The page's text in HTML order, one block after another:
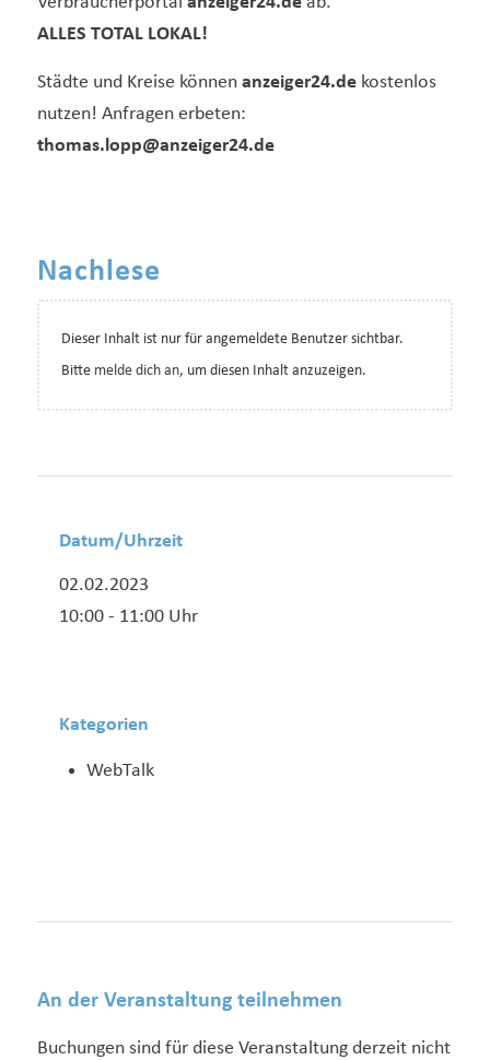
ALLES TOTAL LOKAL!
Städte und Kreise können anzeiger24.dekostenlos
nutzen! Anfragen erbeten:
thomas.lopp@anzeiger24.de
Nachlese
Dieser Inhalt ist nur für angemeldete Benutzer sichtbar.
Bitte melde dich an, um diesen Inhalt anzuzeigen.
Datum/Uhrzeit
02.02.2023
10:00 - 11:00 Uhr
Kategorien
WebTalk
An der Veranstaltung teilnehmen
Buchungen sind für diese Veranstaltung derzeit nicht